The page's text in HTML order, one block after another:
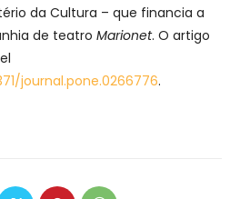
da Cultura – que financia a
de teatro Marionet. O artigo
journal.pone.0266776.